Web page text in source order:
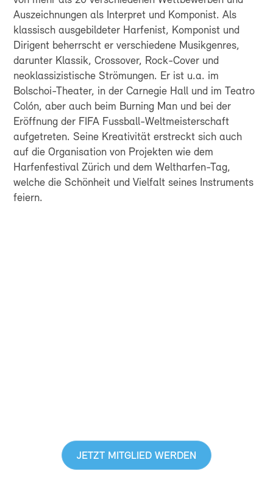
Auszeichnungen als Interpret und Komponist. Als
klassisch ausgebildeter Harfenist, Komponist und
Dirigent beherrscht er verschiedene Musikgenres,
darunter Klassik, Crossover, Rock-Cover und
neoklassizistische Strömungen. Er ist u.a. im
Bolschoi-Theater, in der Carnegie Hall und im Teatro
Colón, aber auch beim Burning Man und bei der
Eröffnung der FIFA Fussball-Weltmeisterschaft
aufgetreten. Seine Kreativität erstreckt sich auch
auf die Organisation von Projekten wie dem
Harfenfestival Zürich und dem Weltharfen-Tag,
welche die Schönheit und Vielfalt seines Instruments
feiern.
JETZT MITGLIED WERDEN